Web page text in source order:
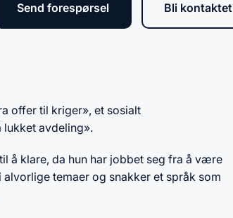
Send forespørsel Bli kontaktet
offer til kriger», et sosialt
lukket avdeling».
å klare, da hun har jobbet seg fra å være
temaer og snakker et språk som